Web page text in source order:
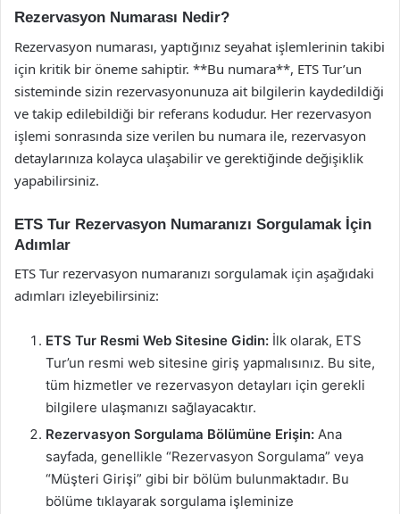
Rezervasyon Numarası Nedir?
Rezervasyon numarası, yaptığınız seyahat işlemlerinin takibi
için kritik bir öneme sahiptir. **Bu numara**, ETS Tur’un
sisteminde sizin rezervasyonunuza ait bilgilerin kaydedildiği
ve takip edilebildiği bir referans kodudur. Her rezervasyon
işlemi sonrasında size verilen bu numara ile, rezervasyon
detaylarınıza kolayca ulaşabilir ve gerektiğinde değişiklik
yapabilirsiniz.
ETS Tur Rezervasyon Numaranızı Sorgulamak İçin
Adımlar
ETS Tur rezervasyon numaranızı sorgulamak için aşağıdaki
adımları izleyebilirsiniz:
ETS Tur Resmi Web Sitesine Gidin: İlk olarak, ETS
Tur’un resmi web sitesine giriş yapmalısınız. Bu site,
tüm hizmetler ve rezervasyon detayları için gerekli
bilgilere ulaşmanızı sağlayacaktır.
Rezervasyon Sorgulama Bölümüne Erişin: Ana
sayfada, genellikle “Rezervasyon Sorgulama” veya
“Müşteri Girişi” gibi bir bölüm bulunmaktadır. Bu
bölüme tıklayarak sorgulama işleminize